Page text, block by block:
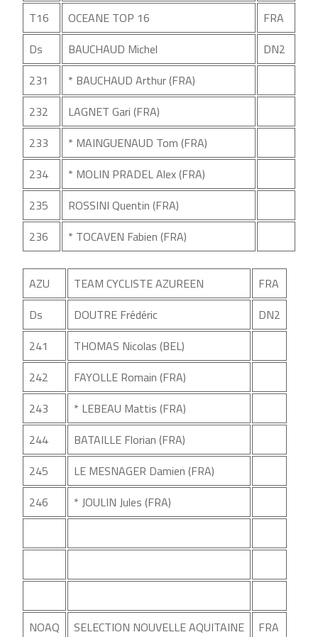
T16 OCEANE TOP 16
FRA
Ds
BAUCHAUD Michel
DN2
231
* BAUCHAUD Arthur (FRA)
232
LAGNET Gari (FRA)
233
* MAINGUENAUD Tom (FRA)
234
* MOLIN PRADEL Alex (FRA)
235
ROSSINI Quentin (FRA)
236
* TOCAVEN Fabien (FRA)
AZU TEAM CYCLISTE AZUREEN
FRA
Ds
DOUTRE Frédéric
DN2
241
THOMAS Nicolas (BEL)
242
FAYOLLE Romain (FRA)
243
* LEBEAU Mattis (FRA)
244
BATAILLE Florian (FRA)
245
LE MESNAGER Damien (FRA)
246
* JOULIN Jules (FRA)
NOAQ SELECTION NOUVELLE AQUITAINE
FRA